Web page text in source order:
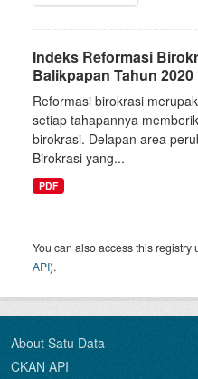
Indeks Reformasi
Balikpapan Tahun 2020
Reformasi birokrasi
setiap tahapannya
birokrasi. Delapan area
Birokrasi yang...
PDF
You can also access this registry
API).
About Satu Data
CKAN API